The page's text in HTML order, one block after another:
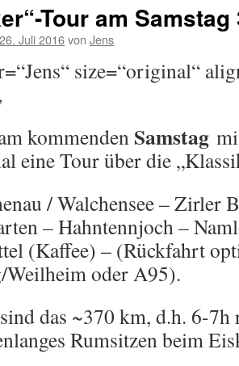
Tour am Samstag
26. Juli 2016von Jens
size=“original“
kommenden Samstag
eine Tour über die
/ Walchensee – Zirler
– Hahntennjoch –
(Kaffee) – (Rückfahrt
Weilheim oder A95).
das ~370 km, d.h. 6-7h
Rumsitzen beim